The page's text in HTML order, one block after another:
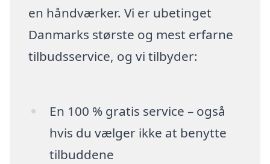
en håndværker. Vi er ubetinget
Danmarks største og mest erfarne
tilbudsservice, og vi tilbyder:
En 100 % gratis service – også
hvis du vælger ikke at benytte
tilbuddene